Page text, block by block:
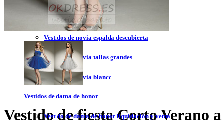
Vestidos de novia corto
Vestidos de novia espalda descubierta
Vestidos de novia tallas grandes
Vestidos de novia blanco
Vestidos de dama de honor
Vestido de dama de honor liquidación y venta
Vestido de fiesta Corto Verano